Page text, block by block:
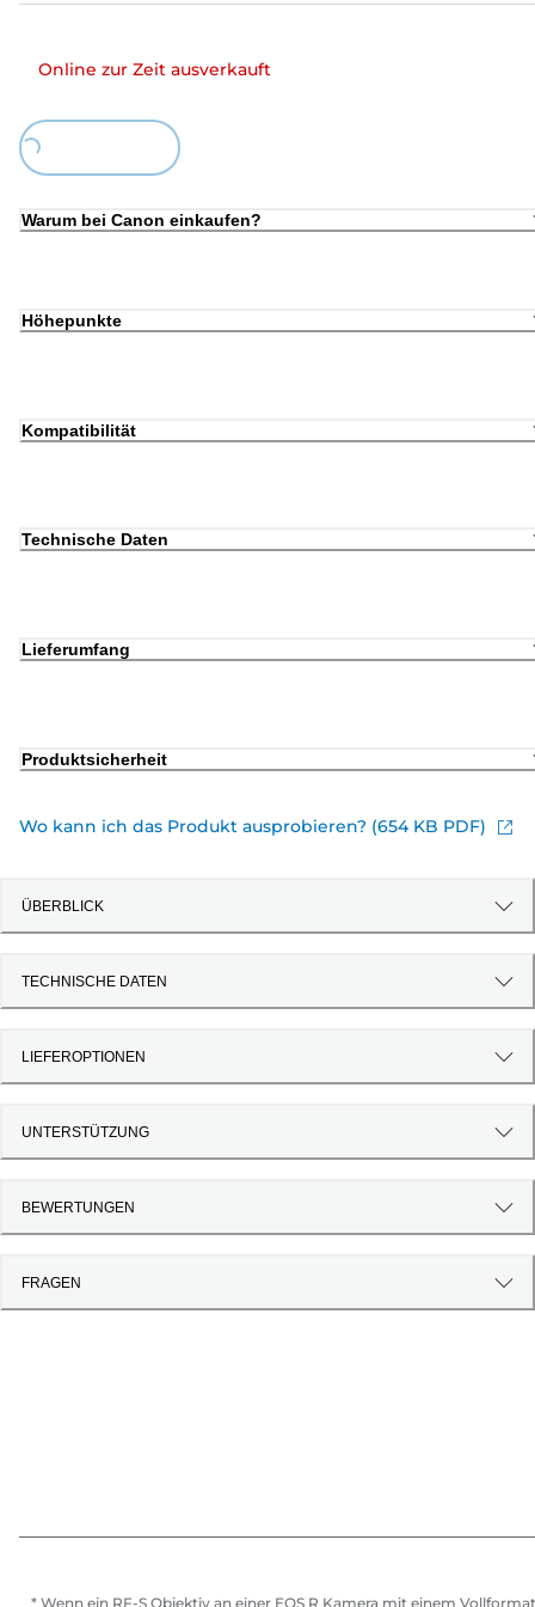
Online zur Zeit ausverkauft
Loading...
Warum bei Canon einkaufen?
Höhepunkte
Kompatibilität
Technische Daten
Lieferumfang
Produktsicherheit
Wo kann ich das Produkt ausprobieren? (654 KB PDF)
ÜBERBLICK
TECHNISCHE DATEN
LIEFEROPTIONEN
UNTERSTÜTZUNG
BEWERTUNGEN
FRAGEN
* Wenn ein RF-S Objektiv an einer EOS R Kamera mit einem